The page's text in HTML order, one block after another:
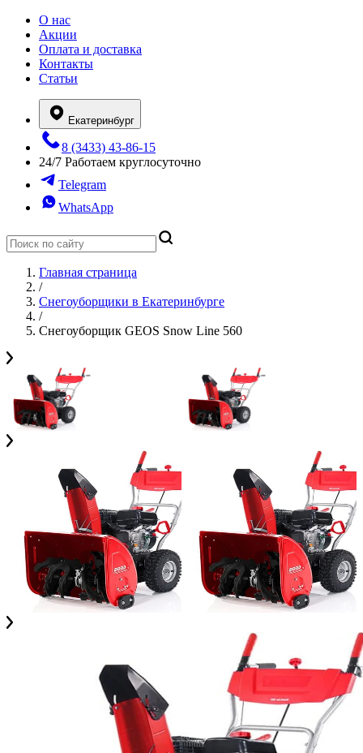
О нас
Акции
Оплата и доставка
Контакты
Статьи
Екатеринбург
8 (3433) 43-86-15
24/7 Работаем круглосуточно
Telegram
WhatsApp
Главная страница
/
Снегоуборщики в Екатеринбурге
/
Снегоуборщик GEOS Snow Line 560